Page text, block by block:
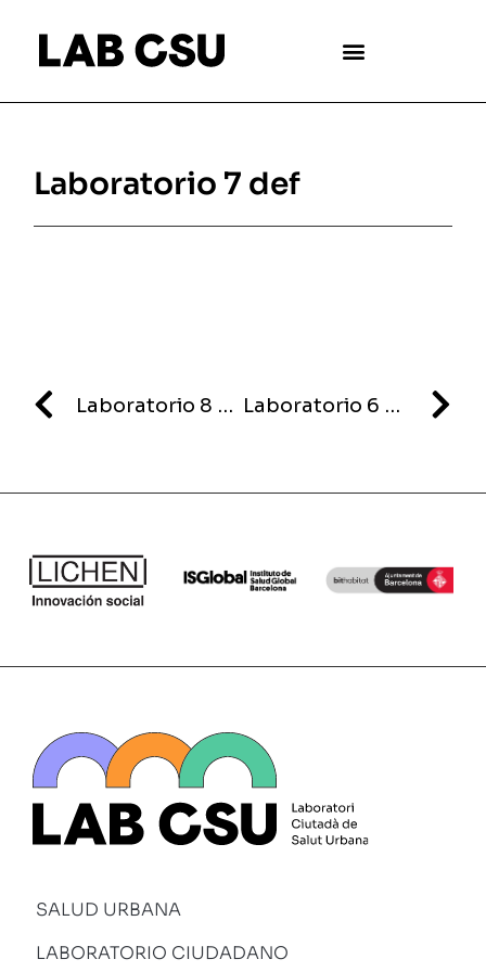
Laboratorio 7 def
Laboratorio 8 def Laboratorio 6 def
SALUD URBANA
LABORATORIO CIUDADANO